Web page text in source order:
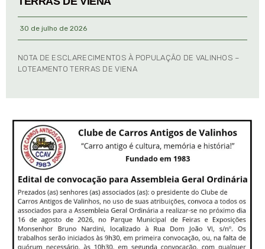
30 de julho de 2026
NOTA DE ESCLARECIMENTOS À POPULAÇÃO DE VALINHOS –
LOTEAMENTO TERRAS DE VIENA